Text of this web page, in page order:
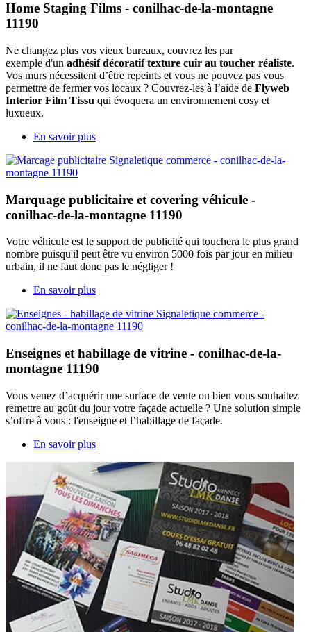
Home Staging Films - conilhac-de-la-montagne
11190
Ne changez plus vos vieux bureaux, couvrez les par
exemple d'un adhésif décoratif texture cuir au toucher réaliste.
Vos murs nécessitent d’être repeints et vous ne pouvez pas vous
permettre de fermer vos locaux ? Couvrez-les à l’aide de Flyweb
Interior Film Tissu qui évoquera un environnement cosy et
luxueux.
En savoir plus
Marquage publicitaire et covering véhicule -
conilhac-de-la-montagne 11190
Votre véhicule est le support de publicité qui touchera le plus grand
nombre puisqu'il peut être vu environ 5000 fois par jour en milieu
urbain, il ne faut donc pas le négliger !
En savoir plus
Enseignes et habillage de vitrine - conilhac-de-la-
montagne 11190
Vous venez d’acquérir une surface de vente ou bien vous souhaitez
remettre au goût du jour votre façade actuelle ? Une solution simple
s’offre à vous : l'enseigne et l’habillage de façade.
En savoir plus